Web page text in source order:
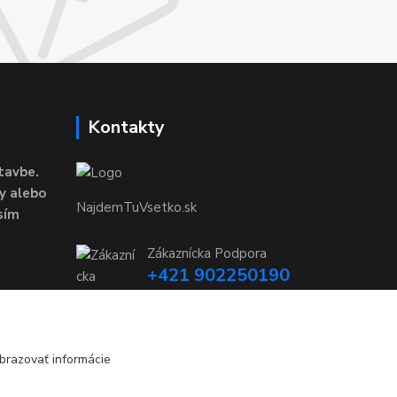
alebo
Kontakty
NajdemTuVsetko.sk
Zákaznícka Podpora
+421 902250190
informácie